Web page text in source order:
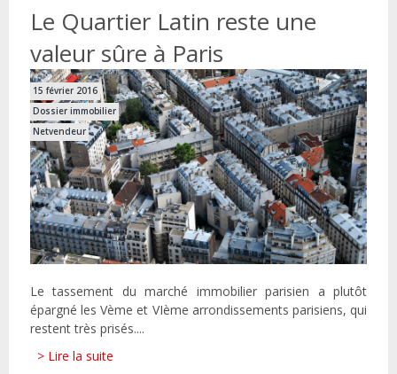
Le Quartier Latin reste une
valeur sûre à Paris
15 février 2016
Dossier immobilier
Netvendeur
Le tassement du marché immobilier parisien a plutôt
épargné les Vème et VIème arrondissements parisiens, qui
restent très prisés....
> Lire la suite